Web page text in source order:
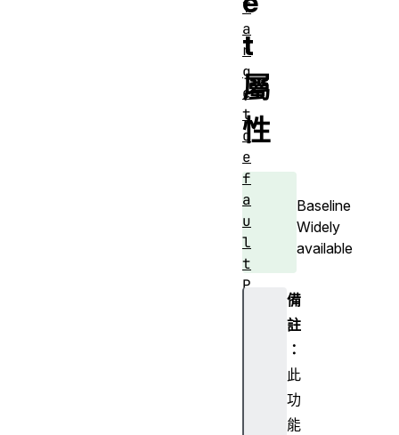
t
屬
性
Baseline
Widely
available
備
註
：
此
功
能
T
a
r
g
e
t
d
e
f
a
u
l
t
P